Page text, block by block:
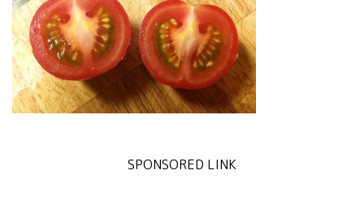
SPONSORED LINK